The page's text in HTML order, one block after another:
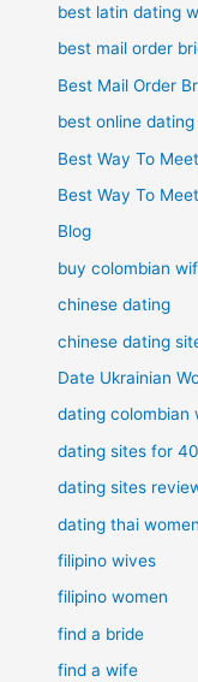
best latin dating
best mail order
Best Mail Order
best online
Best Way To
Best Way To
Blog
buy colombian
chinese dating
chinese dating
Date Ukrainian
dating colombian
dating sites for
dating sites
dating thai women
filipino wives
filipino women
find a bride
find a wife